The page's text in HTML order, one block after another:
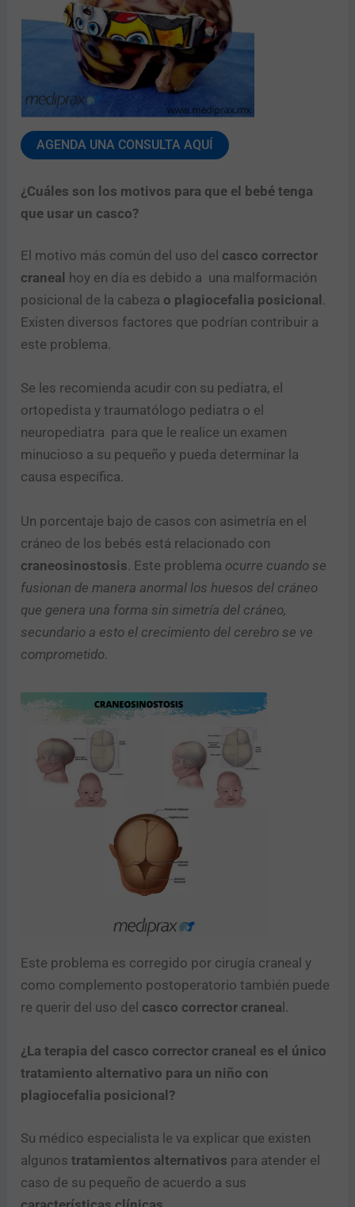
AGENDA UNA CONSULTA AQUÍ
¿Cuáles son los motivos para que el bebé tenga
que usar un casco?
El motivo más común del uso del casco corrector
craneal
hoy en día es debido a una malformación
posicional de la cabeza o plagiocefalia posicional .
Existen diversos factores que podrían contribuir a
este problema.
Se les recomienda acudir con su pediatra, el
ortopedista y traumatólogo pediatra o el
neuropediatra para que le realice un examen
minucioso a su pequeño y pueda determinar la
causa específica.
Un porcentaje bajo de casos con asimetría en el
cráneo de los bebés está relacionado con
craneosinostosis. Este problema ocurre cuando se
fusionan de manera anormal los huesos del cráneo
que genera una forma sin simetría del cráneo,
secundario a esto el crecimiento del cerebro se ve
comprometido.
Este problema es corregido por cirugía craneal y
como complemento postoperatorio también puede
re querir del uso del casco corrector craneal.
¿La terapia del casco corrector craneal es el único
tratamiento alternativo para un niño con
plagiocefalia posicional?
Su médico especialista le va explicar que existen
algunostratamientos alternativos para atender el
caso de su pequeño de acuerdo a sus